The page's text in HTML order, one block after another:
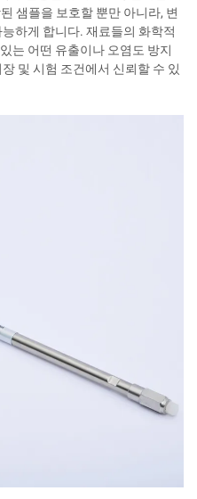
샘플을 보호할 뿐만 아니라, 변
하게 합니다. 재료들의 화학적
는 어떤 유출이나 오염도 방지
및 시험 조건에서 신뢰할 수 있